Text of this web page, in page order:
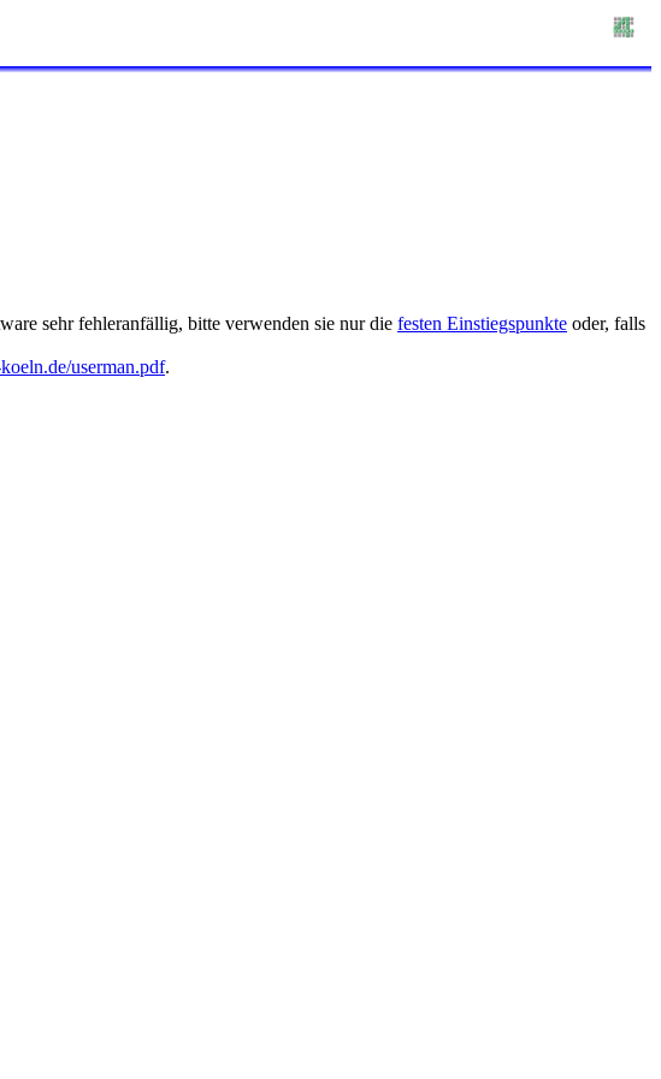
sehr fehleranfällig, bitte verwenden sie nur die festen Einstiegspunkte oder, falls
userman.pdf.